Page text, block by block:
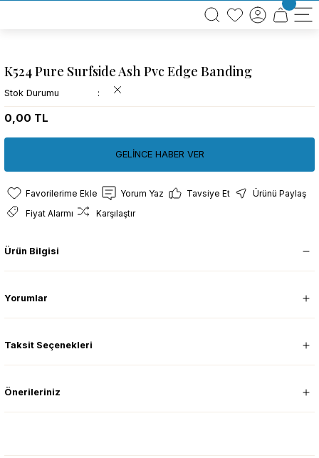
BÜTÜN ALIŞVERİŞLERİNİZDE KARGO BEDAVA!
TÜRKİYE GENELİNDE 10.000 MÜŞTERİ REFERANSI
K524 Pure Surfside Ash Pvc Edge Banding
Stok Durumu
0,00 TL
GELİNCE HABER VER
Yorum Yaz Tavsiye Et
Ürünü Paylaş
Fiyat Alarmı
Karşılaştır
Ürün Bilgisi
Yorumlar
Taksit Seçenekleri
Önerileriniz